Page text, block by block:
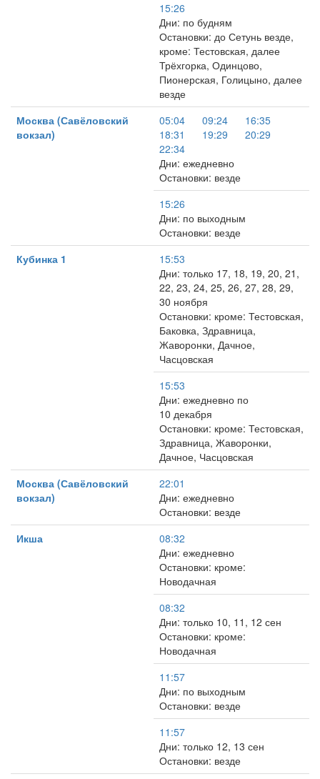
15:26
Дни: по будням
Остановки: до Сетунь везде,
кроме: Тестовская, далее
Трёхгорка, Одинцово,
Пионерская, Голицыно, далее
везде
Москва (Савёловский
вокзал)
05:04 09:24
16:35
18:31
19:29
20:29
22:34
Дни: ежедневно
Остановки: везде
15:26
Дни: по выходным
Остановки: везде
Кубинка 1
15:53
Дни: только 17, 18, 19, 20, 21,
22, 23, 24, 25, 26, 27, 28, 29,
30 ноября
Остановки: кроме: Тестовская,
Баковка, Здравница,
Жаворонки, Дачное,
Часцовская
15:53
Дни: ежедневно по
10 декабря
Остановки: кроме: Тестовская,
Здравница, Жаворонки,
Дачное, Часцовская
Москва (Савёловский
вокзал)
22:01
Дни: ежедневно
Остановки: везде
Икша
08:32
Дни: ежедневно
Остановки: кроме:
Новодачная
08:32
Дни: только 10, 11, 12 сен
Остановки: кроме:
Новодачная
11:57
Дни: по выходным
Остановки: везде
11:57
Дни: только 12, 13 сен
Остановки: везде